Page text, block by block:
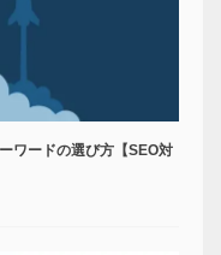
ワードの選び方【SEO対